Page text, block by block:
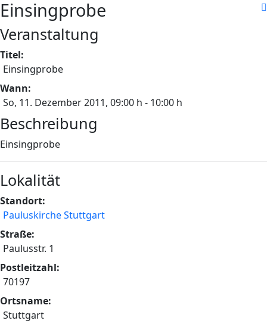
Einsingprobe
Veranstaltung
Titel:
Einsingprobe
Wann:
So, 11. Dezember 2011, 09:00 h - 10:00 h
Beschreibung
Einsingprobe
Lokalität
Standort:
Pauluskirche Stuttgart
Straße:
Paulusstr. 1
Postleitzahl:
70197
Ortsname:
Stuttgart